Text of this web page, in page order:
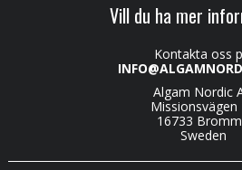
Vill du ha mer
Kontakta oss
Algam Nordic
Missionsvägen
16733
Sweden